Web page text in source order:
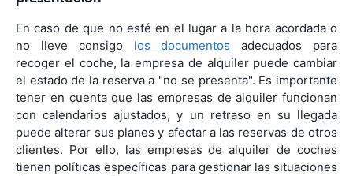
En caso de que no esté en el lugar a la hora acordada o
no lleve consigo los documentos adecuados para
recoger el coche, la empresa de alquiler puede cambiar
el estado de la reserva a "no se presenta". Es importante
tener en cuenta que las empresas de alquiler funcionan
con calendarios ajustados, y un retraso en su llegada
puede alterar sus planes y afectar a las reservas de otros
clientes. Por ello, las empresas de alquiler de coches
tienen políticas específicas para gestionar las situaciones